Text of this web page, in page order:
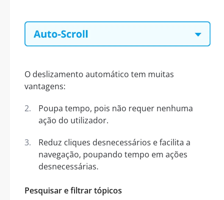
O deslizamento automático tem muitas
vantagens:
Poupa tempo, pois não requer nenhuma
ação do utilizador.
Reduz cliques desnecessários e facilita a
navegação, poupando tempo em ações
desnecessárias.
Pesquisar e filtrar tópicos